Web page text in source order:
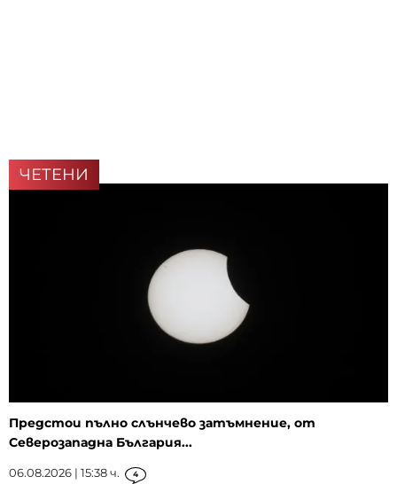
ЧЕТЕНИ
Предстои пълно слънчево затъмнение, от
Северозападна България...
06.08.2026 | 15:38 ч. 4